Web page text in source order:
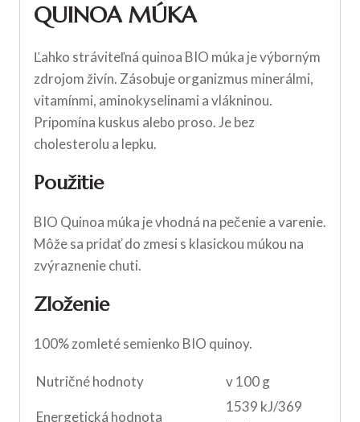
QUINOA MÚKA
Ľahko stráviteľná quinoa BIO múka je výborným
zdrojom živín. Zásobuje organizmus minerálmi,
vitamínmi, aminokyselinami a vlákninou.
Pripomína kuskus alebo proso. Je bez
cholesterolu a lepku.
Použitie
BIO Quinoa múka je vhodná na pečenie a varenie.
Môže sa pridať do zmesi s klasickou múkou na
zvýraznenie chuti.
Zloženie
100% zomleté semienko BIO quinoy.
Nutričné hodnoty v 100 g
Energetická hodnota
1539 kJ/369